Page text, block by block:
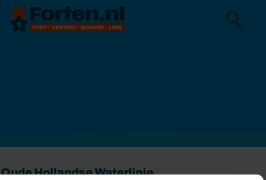
Oude Hollandse Waterlinie